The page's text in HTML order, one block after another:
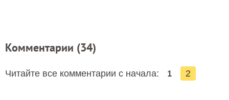
Комментарии (34)
Читайте все комментарии с начала: 1 2